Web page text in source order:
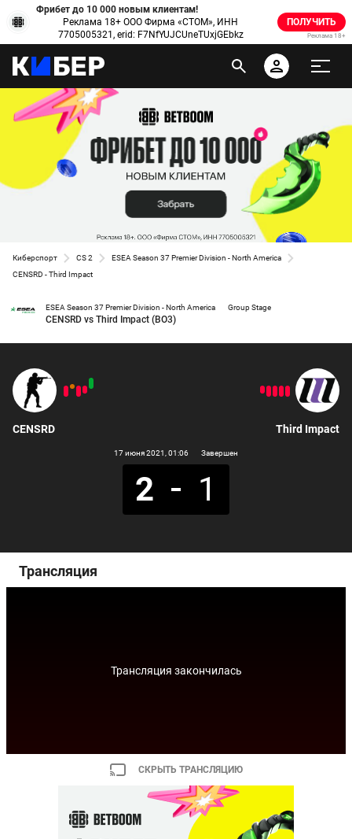
Фрибет до 10 000 новым клиентам!
Реклама 18+ ООО Фирма «СТОМ», ИНН
7705005321, erid: F7NfYUJCUneTUxjGEbkz
ПОЛУЧИТЬ
Реклама 18+
Киберспорт CS 2
ESEA Season 37 Premier Division - North America
CENSRD - Third Impact
ESEA Season 37 Premier Division - North America Group Stage
CENSRD vs Third Impact (BO3)
CENSRD
17 июня 2021 , 01:06 Завершен
2 1
Third Impact
Трансляция
Трансляция закончилась
СКРЫТЬ ТРАНСЛЯЦИЮ